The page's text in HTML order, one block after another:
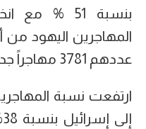
بنسبة 51
المهاجرين اليهود من
عددهم 3781 مهاجراً جديداً!
ارتفعت نسبة